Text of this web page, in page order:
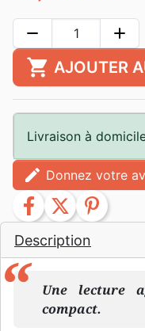
Description
Une lecture
compact.
remove add
shopping_cart AJOUTER
Livraison à
edit Donnez votre
facebook twitter pinterest